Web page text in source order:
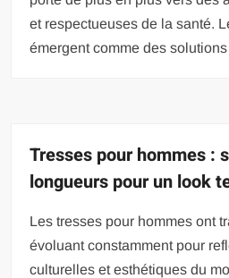
et respectueuses de la santé.
émergent comme des
Tresses pour hommes :
longueurs pour un look
Les tresses pour hommes ont
évoluant constamment pour
culturelles et esthétiques du